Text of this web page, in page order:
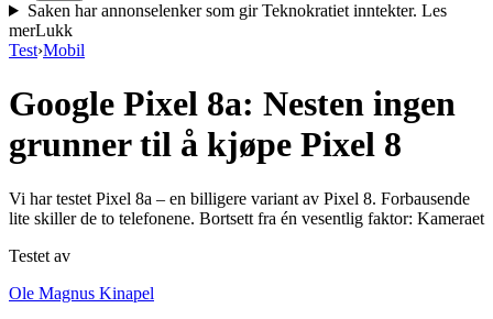
Saken har annonselenker som gir Teknokratiet inntekter. Les
merLukk
Test›Mobil
Google Pixel 8a: Nesten ingen
grunner til å kjøpe Pixel 8
Vi har testet Pixel 8a – en billigere variant av Pixel 8. Forbausende
lite skiller de to telefonene. Bortsett fra én vesentlig faktor: Kameraet
Testet av
Ole Magnus Kinapel